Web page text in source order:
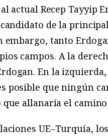
actual Recep Tayyip
de la
embargo, tanto
campos. A la
En la
posible que ningún
allanaría el
UE–Turquía,